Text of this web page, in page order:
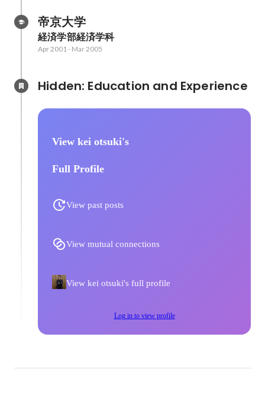
帝京大学
経済学部経済学科
Apr 2001 - Mar 2005
View kei otsuki's
Full Profile
View past posts
View mutual connections
View kei otsuki's full profile
Log in to view profile